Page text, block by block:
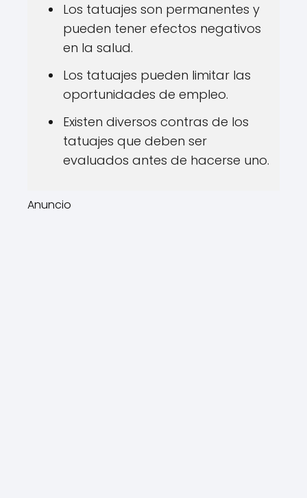
Los tatuajes son permanentes y
pueden tener efectos negativos
en la salud.
Los tatuajes pueden limitar las
oportunidades de empleo.
Existen diversos contras de los
tatuajes que deben ser
evaluados antes de hacerse uno.
Anuncio